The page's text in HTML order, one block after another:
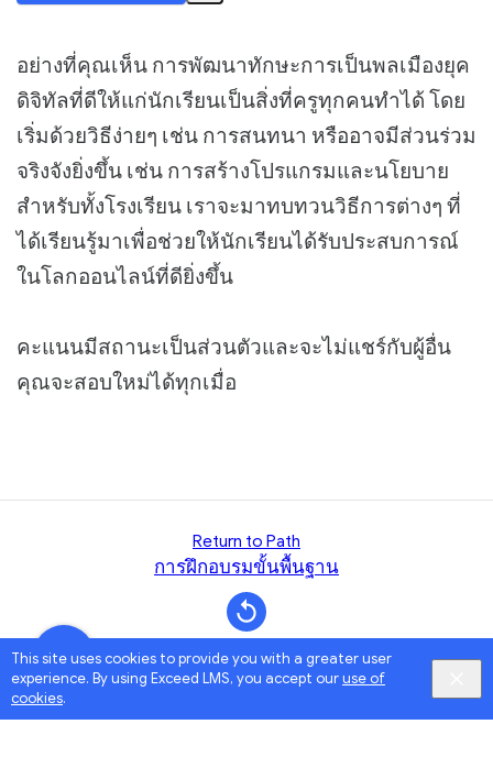
This site uses cookies to provide you with a greater user
experience. By using Exceed LMS, you accept ouruse of
cookies.
อย่างที่คุณเห็น การพัฒนาทักษะการเป็นพลเมืองยุค
ดิจิทัลที่ดีให้แก่นักเรียนเป็นสิ่งที่ครูทุกคนทำได้ โดย
เริ่มด้วยวิธีง่ายๆ เช่น การสนทนา หรืออาจมีส่วนร่วม
จริงจังยิ่งขึ้น เช่น การสร้างโปรแกรมและนโยบาย
สำหรับทั้งโรงเรียน เราจะมาทบทวนวิธีการต่างๆ ที่
ได้เรียนรู้มาเพื่อช่วยให้นักเรียนได้รับประสบการณ์
ในโลกออนไลน์ที่ดียิ่งขึ้น
คะแนนมีสถานะเป็นส่วนตัวและจะไม่แชร์กับผู้อื่น
คุณจะสอบใหม่ได้ทุกเมื่อ
Return to Path
การฝึกอบรมขั้นพื้นฐาน